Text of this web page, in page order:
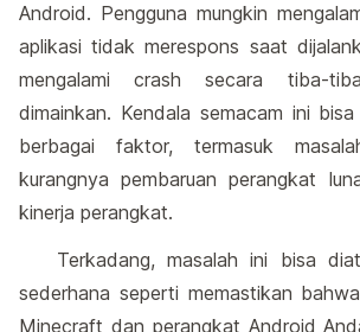
Android. Pengguna mungkin
aplikasi tidak merespons saat
mengalami crash secara tiba-
dimainkan. Kendala semacam ini
berbagai faktor, termasuk
kurangnya pembaruan perangkat
kinerja perangkat.
Terkadang, masalah ini bisa
sederhana seperti memastikan
Minecraft dan perangkat Android